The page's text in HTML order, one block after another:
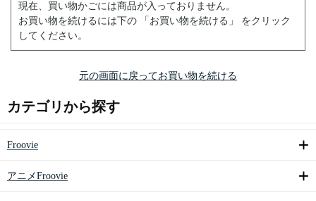
現在、買い物かごには商品が入っておりません。
お買い物を続けるには下の 「お買い物を続ける」 をクリック
してください。
元の画面に戻ってお買い物を続ける
カテゴリから探す
Froovie
アニメFroovie